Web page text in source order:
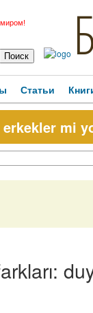
миром!
Статьи
mi